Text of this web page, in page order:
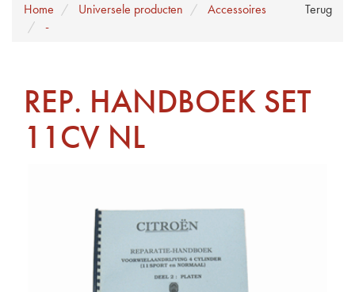
Terug
Home Universele producten
Accessoires
-
REP. HANDBOEK SET
11CV NL